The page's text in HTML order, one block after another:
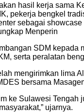
hasil kerja sama
pekerja bengkel
sebagai
Menperin
SDM
serta peralatan
mengirimkan lima
bersama
ke Sulawesi
ujarnya.